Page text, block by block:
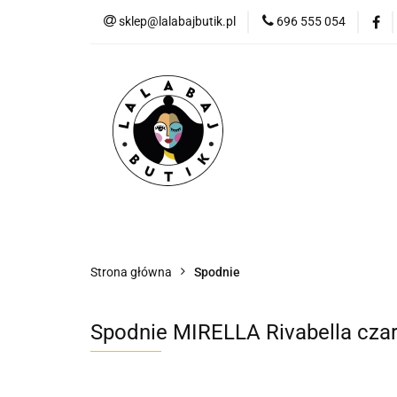
sklep@lalabajbutik.pl 696 555 054
Strona główna Spodnie
Spodnie MIRELLA Rivabella